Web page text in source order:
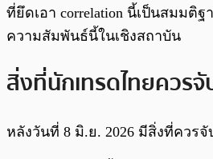
ที่ยึดเอา correlation นี้เป็นสมมติ
ความสัมพันธ์นี้ในเชิงสถาบัน
สิ่งที่นักเทรดไทยควรจั
หลังวันที่ 8 มิ.ย. 2026 มีสิ่งที่ควร